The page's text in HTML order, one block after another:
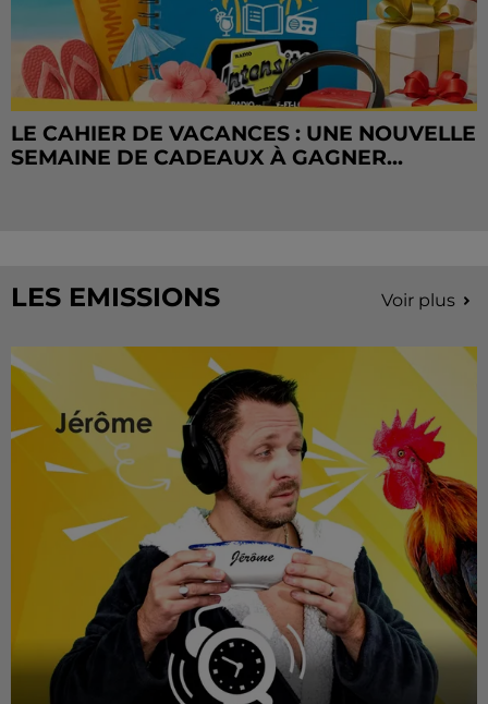
LE CAHIER DE VACANCES : UNE NOUVELLE
SEMAINE DE CADEAUX À GAGNER...
LES EMISSIONS Voir plus